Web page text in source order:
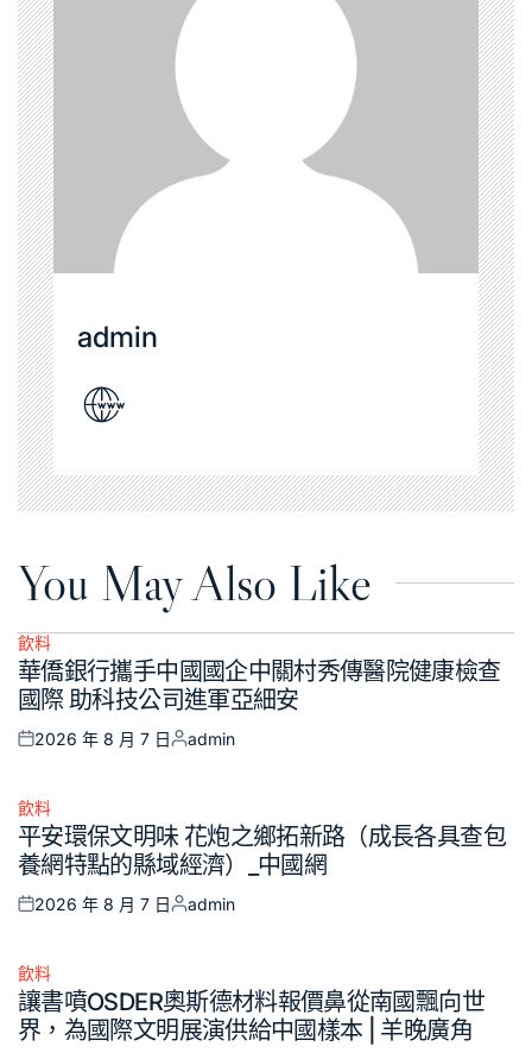
admin
You May Also Like
Posted
in
飲料
華僑銀行攜手中國國企中關村秀傳醫院健康檢查
國際 助科技公司進軍亞細安
Posted
2026 年 8 月 7 日
Posted
admin
Posted
in
飲料
平安環保文明味 花炮之鄉拓新路（成長各具查包
養網特點的縣域經濟）_中國網
Posted
2026 年 8 月 7 日
Posted
admin
Posted
in
飲料
讓書噴OSDER奧斯德材料報價鼻從南國飄向世
界，為國際文明展演供給中國樣本 | 羊晚廣角